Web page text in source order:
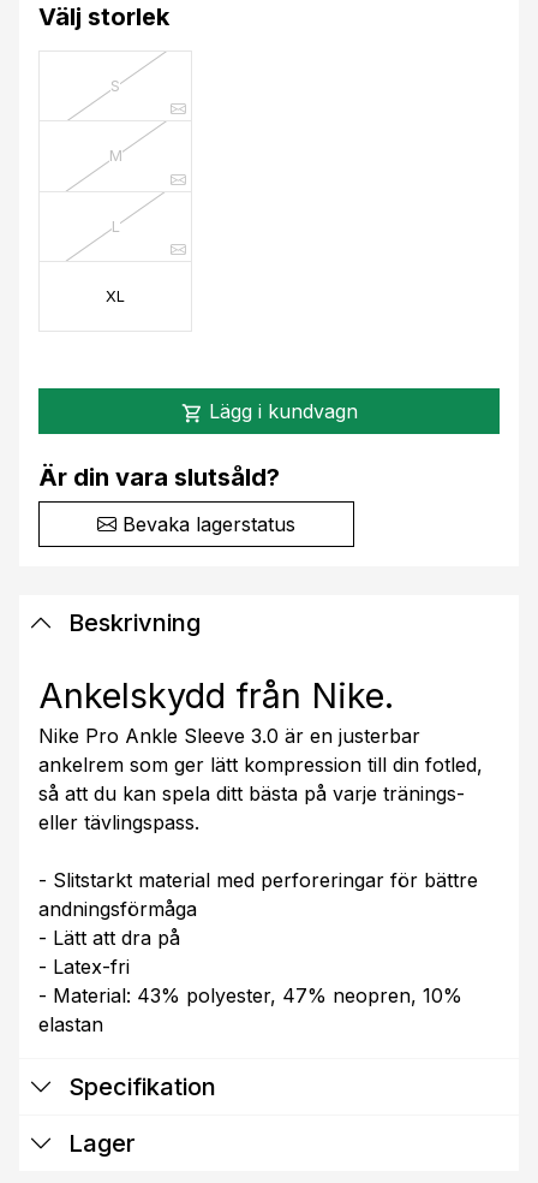
Välj storlek
S
M
L
XL
shopping_cart Lägg i kundvagn
Är din vara slutsåld?
Bevaka lagerstatus
Beskrivning
Ankelskydd från Nike.
Nike Pro Ankle Sleeve 3.0 är en justerbar
ankelrem som ger lätt kompression till din fotled,
så att du kan spela ditt bästa på varje tränings-
eller tävlingspass.
- Slitstarkt material med perforeringar för bättre
andningsförmåga
- Lätt att dra på
- Latex-fri
- Material: 43% polyester, 47% neopren, 10%
elastan
Specifikation
Lager